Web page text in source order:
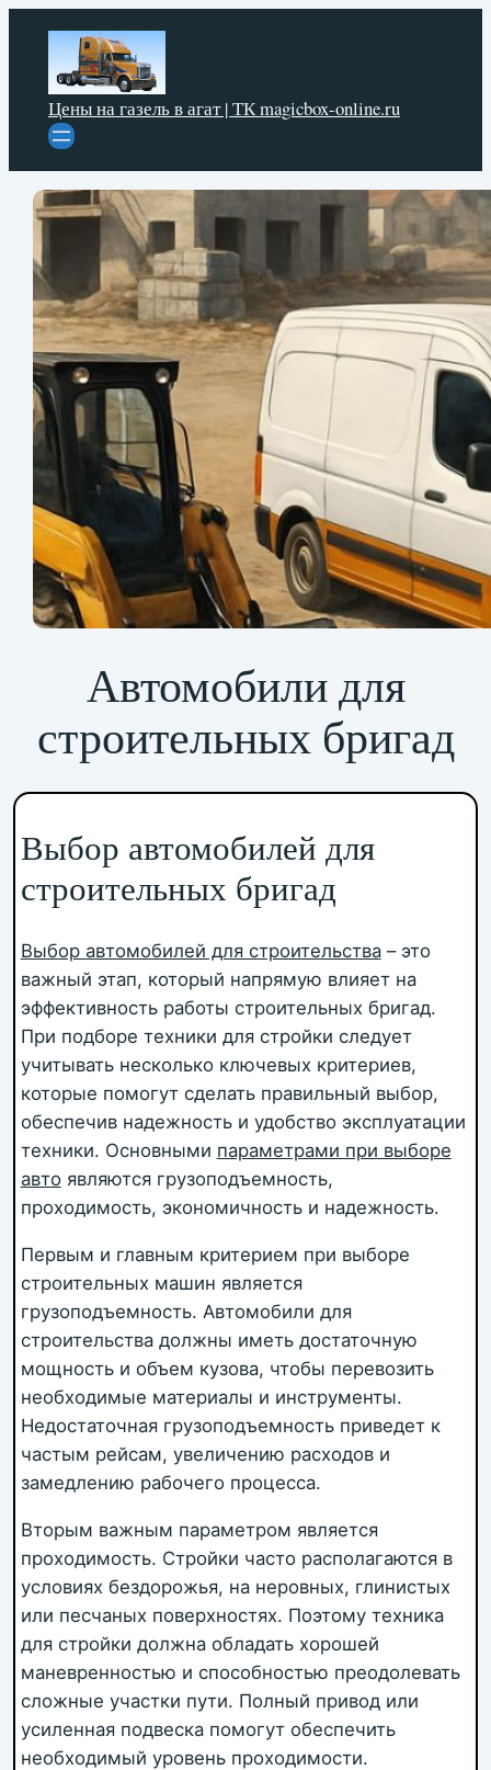
содержимому
Цены на газель в агат | ТК magicbox-online.ru
Автомобили для
строительных бригад
Выбор автомобилей для
строительных бригад
Выбор автомобилей для строительства– это
важный этап, который напрямую влияет на
эффективность работы строительных бригад.
При подборе техники для стройки следует
учитывать несколько ключевых критериев,
которые помогут сделать правильный выбор,
обеспечив надежность и удобство эксплуатации
техники. Основными параметрами при выборе
автоявляются грузоподъемность,
проходимость, экономичность и надежность.
Первым и главным критерием при выборе
строительных машин является
грузоподъемность. Автомобили для
строительства должны иметь достаточную
мощность и объем кузова, чтобы перевозить
необходимые материалы и инструменты.
Недостаточная грузоподъемность приведет к
частым рейсам, увеличению расходов и
замедлению рабочего процесса.
Вторым важным параметром является
проходимость. Стройки часто располагаются в
условиях бездорожья, на неровных, глинистых
или песчаных поверхностях. Поэтому техника
для стройки должна обладать хорошей
маневренностью и способностью преодолевать
сложные участки пути. Полный привод или
усиленная подвеска помогут обеспечить
необходимый уровень проходимости.